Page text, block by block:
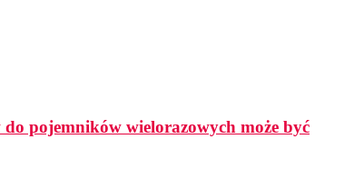
pojemników wielorazowych może być